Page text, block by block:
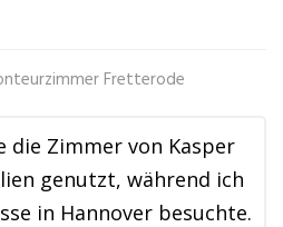
Fretterode
die Zimmer von Kasper
genutzt, während ich
in Hannover besuchte.